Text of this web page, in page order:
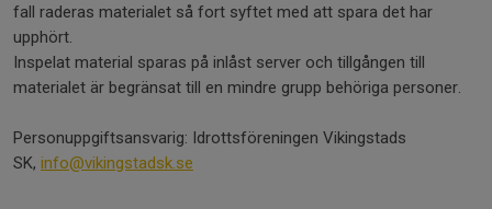
fall raderas materialet så fort syftet med att spara det har
upphört.
Inspelat material sparas på inlåst server och tillgången till
materialet är begränsat till en mindre grupp behöriga personer.
Personuppgiftsansvarig: Idrottsföreningen Vikingstads
SK, info@vikingstadsk.se